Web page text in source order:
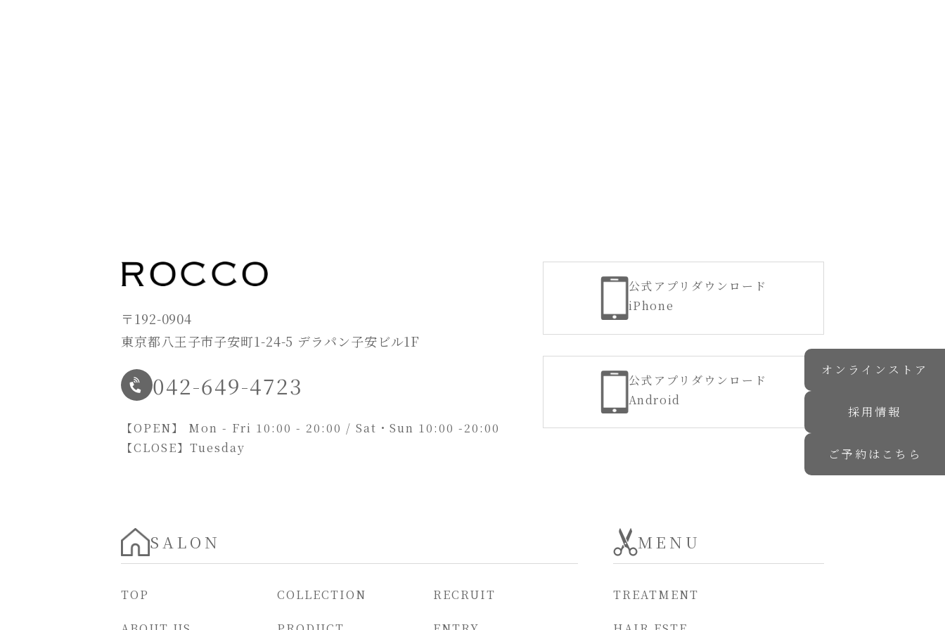
オンラインストア
採用情報
ご予約はこちら
〒192-0904
東京都八王子市子安町1-24-5 デラパン子安ビル1F
042-649-4723
【OPEN】 Mon - Fri 10:00 - 20:00 / Sat・Sun 10:00 -20:00
【CLOSE】 Tuesday
公式アプリダウンロード
iPhone
公式アプリダウンロード
Android
SALON
TOP COLLECTION RECRUIT
MENU
TREATMENT